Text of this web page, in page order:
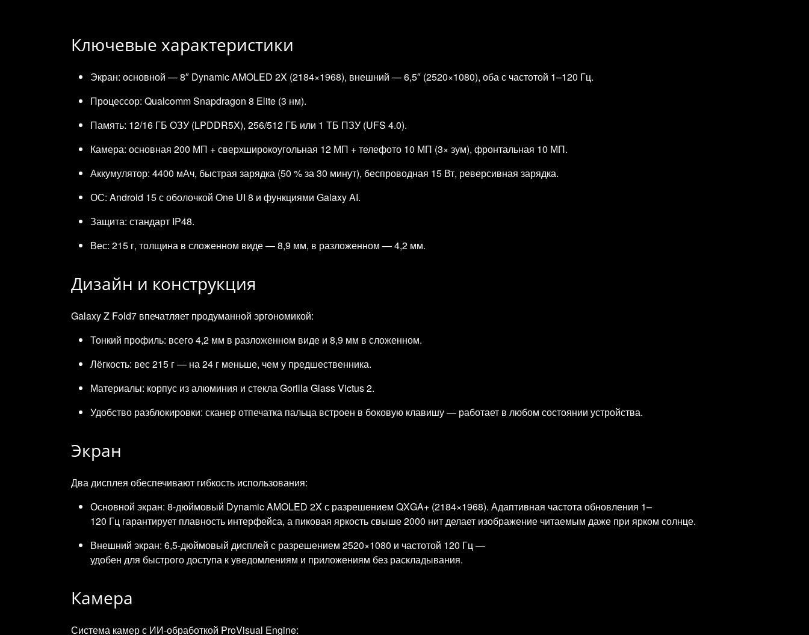
Ключевые характеристики
Экран: основной — 8″ Dynamic AMOLED 2X (2184×1968), внешний — 6,5″ (2520×1080), оба с частотой 1–120 Гц.
Процессор: Qualcomm Snapdragon 8 Elite (3 нм).
Память: 12/16 ГБ ОЗУ (LPDDR5X), 256/512 ГБ или 1 ТБ ПЗУ (UFS 4.0).
Камера: основная 200 МП + сверхширокоугольная 12 МП + телефото 10 МП (3× зум), фронтальная 10 МП.
Аккумулятор: 4400 мАч, быстрая зарядка (50 % за 30 минут), беспроводная 15 Вт, реверсивная зарядка.
ОС: Android 15 с оболочкой One UI 8 и функциями Galaxy AI.
Защита: стандарт IP48.
Вес: 215 г, толщина в сложенном виде — 8,9 мм, в разложенном — 4,2 мм.
Дизайн и конструкция
Galaxy Z Fold7 впечатляет продуманной эргономикой:
Тонкий профиль: всего 4,2 мм в разложенном виде и 8,9 мм в сложенном.
Лёгкость: вес 215 г — на 24 г меньше, чем у предшественника.
Материалы: корпус из алюминия и стекла Gorilla Glass Victus 2.
Удобство разблокировки: сканер отпечатка пальца встроен в боковую клавишу — работает в любом состоянии устройства.
Экран
Два дисплея обеспечивают гибкость использования:
Основной экран: 8‑дюймовый Dynamic AMOLED 2X с разрешением QXGA+ (2184×1968). Адаптивная частота обновления 1–
120 Гц гарантирует плавность интерфейса, а пиковая яркость свыше 2000 нит делает изображение читаемым даже при ярком солнце.
Внешний экран: 6,5‑дюймовый дисплей с разрешением 2520×1080 и частотой 120 Гц —
удобен для быстрого доступа к уведомлениям и приложениям без раскладывания.
Камера
Система камер с ИИ‑обработкой ProVisual Engine: